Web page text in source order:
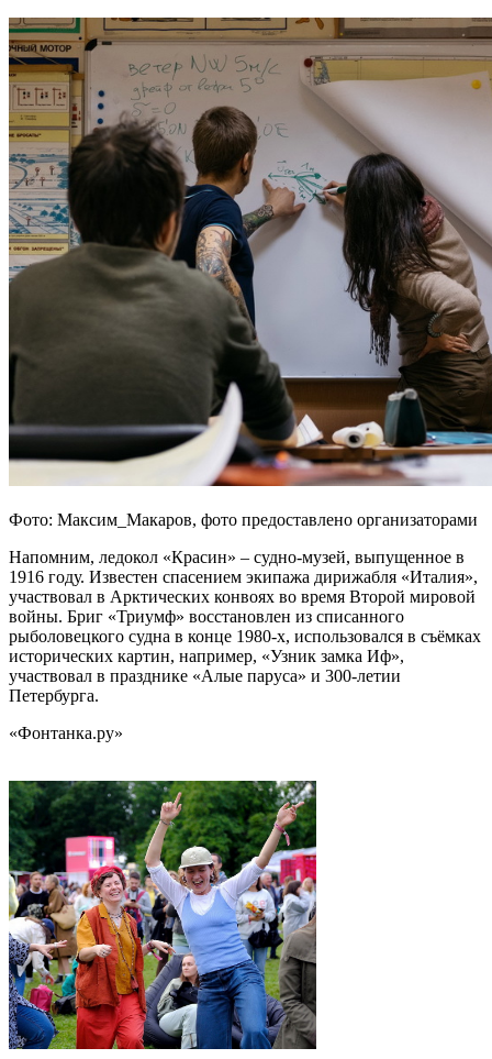
Фото: Максим_Макаров, фото предоставлено организаторами
Напомним, ледокол «Красин» – судно-музей, выпущенное в
1916 году. Известен спасением экипажа дирижабля «Италия»,
участвовал в Арктических конвоях во время Второй мировой
войны. Бриг «Триумф» восстановлен из списанного
рыболовецкого судна в конце 1980-х, использовался в съёмках
исторических картин, например, «Узник замка Иф»,
участвовал в празднике «Алые паруса» и 300-летии
Петербурга.
«Фонтанка.ру»